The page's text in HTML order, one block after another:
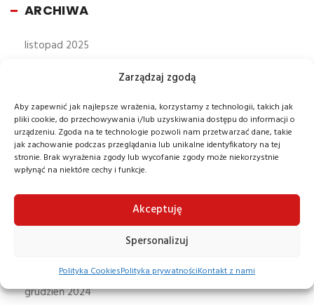
Zarządzaj zgodą
Aby zapewnić jak najlepsze wrażenia, korzystamy z technologii, takich jak
pliki cookie, do przechowywania i/lub uzyskiwania dostępu do informacji o
urządzeniu. Zgoda na te technologie pozwoli nam przetwarzać dane, takie
jak zachowanie podczas przeglądania lub unikalne identyfikatory na tej
stronie. Brak wyrażenia zgody lub wycofanie zgody może niekorzystnie
wpłynąć na niektóre cechy i funkcje.
Akceptuję
Spersonalizuj
Polityka CookiesPolityka prywatnościKontakt z nami
ARCHIWA
listopad 2025
sierpień 2025
lipiec 2025
czerwiec 2025
maj 2025
marzec 2025
styczeń 2025
grudzień 2024